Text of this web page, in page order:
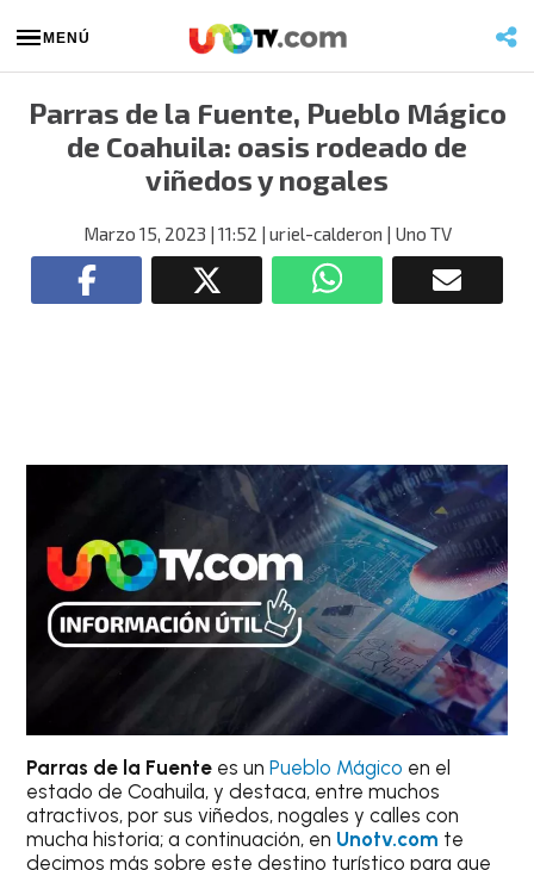
MENÚ
Parras de la Fuente, Pueblo Mágico
de Coahuila: oasis rodeado de
viñedos y nogales
Marzo 15, 2023 | 11:52 | uriel-calderon | Uno TV
Parras de la Fuente es un Pueblo Mágico en el
estado de Coahuila, y destaca, entre muchos
atractivos, por sus viñedos, nogales y calles con
mucha historia; a continuación, en Unotv.com te
decimos más sobre este destino turístico para que